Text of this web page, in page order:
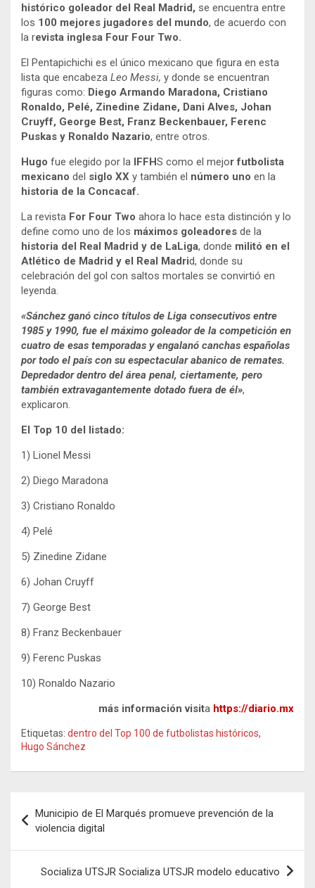
histórico goleador del Real Madrid, se encuentra entre
los 100 mejores jugadores del mundo, de acuerdo con
la revista inglesa Four Four Two.
El Pentapichichi es el único mexicano que figura en esta
lista que encabeza Leo Messi, y donde se encuentran
figuras como: Diego Armando Maradona, Cristiano
Ronaldo, Pelé, Zinedine Zidane, Dani Alves, Johan
Cruyff, George Best, Franz Beckenbauer, Ferenc
Puskas y Ronaldo Nazario, entre otros.
Hugo fue elegido por la IFFHS como el mejor futbolista
mexicano del siglo XX y también el número uno en la
historia de la Concacaf.
La revista For Four Two ahora lo hace esta distinción y lo
define como uno de los máximos goleadores de la
historia del Real Madrid y de LaLiga, donde militó en el
Atlético de Madrid y el Real Madrid, donde su
celebración del gol con saltos mortales se convirtió en
leyenda.
«Sánchez ganó cinco títulos de Liga consecutivos entre
1985 y 1990, fue el máximo goleador de la competición en
cuatro de esas temporadas y engalanó canchas españolas
por todo el país con su espectacular abanico de remates.
Depredador dentro del área penal, ciertamente, pero
también extravagantemente dotado fuera de él»,
explicaron.
El Top 10 del listado:
1) Lionel Messi
2) Diego Maradona
3) Cristiano Ronaldo
4) Pelé
5) Zinedine Zidane
6) Johan Cruyff
7) George Best
8) Franz Beckenbauer
9) Ferenc Puskas
10) Ronaldo Nazario
más información visita https://diario.mx
Etiquetas: dentro del Top 100 de futbolistas históricos,
Hugo Sánchez
de
entradas
Municipio de El Marqués promueve prevención de la
violencia digital
Socializa UTSJR Socializa UTSJR modelo educativo